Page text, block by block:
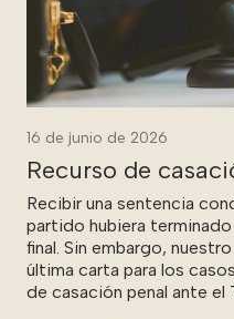
16 de junio de 2026
Recurso de
Recibir una sentencia
partido hubiera
final. Sin embargo,
última carta para los
de casación penal ante el